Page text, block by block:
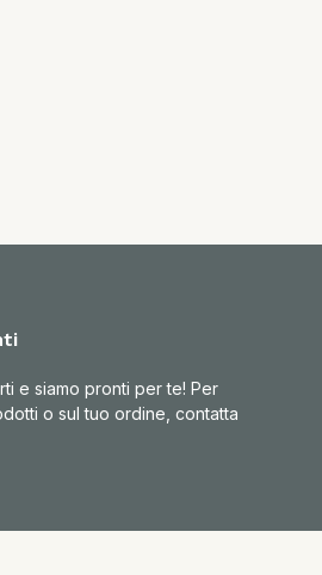
e siamo pronti per te! Per
o sul tuo ordine, contatta